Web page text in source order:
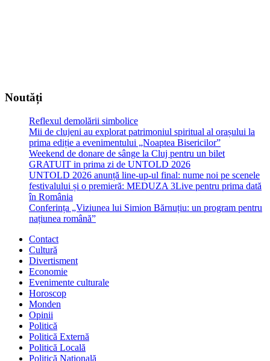
Noutăți
Reflexul demolării simbolice
Mii de clujeni au explorat patrimoniul spiritual al orașului la
prima ediție a evenimentului „Noaptea Bisericilor”
Weekend de donare de sânge la Cluj pentru un bilet
GRATUIT in prima zi de UNTOLD 2026
UNTOLD 2026 anunță line-up-ul final: nume noi pe scenele
festivalului și o premieră: MEDUZA 3Live pentru prima dată
în România
Conferința „Viziunea lui Simion Bărnuțiu: un program pentru
națiunea română”
Contact
Cultură
Divertisment
Economie
Evenimente culturale
Horoscop
Monden
Opinii
Politică
Politică Externă
Politică Locală
Politică Națională